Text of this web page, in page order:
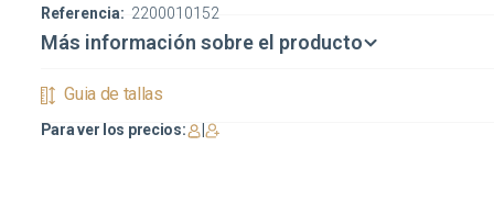
Referencia: 2200010152
Más información sobre el producto
Guia de tallas
Para ver los precios: